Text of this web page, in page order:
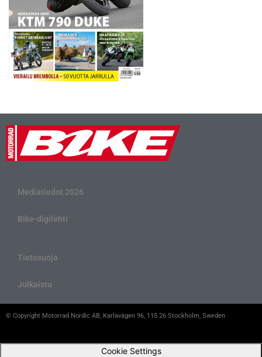
Mediatiedot 2026
Bike-digilehti
Tietosuoja
Julkaistu
© Copyright Motorrad Nordic AB, Karlavägen 96, 115 26 Stockholm, Sweden
Cookie Settings